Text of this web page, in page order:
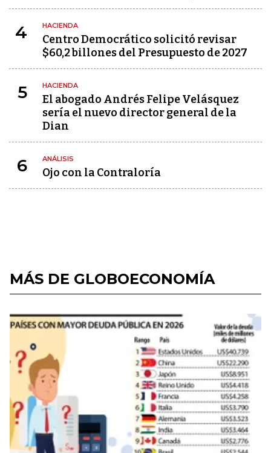
4 HACIENDA
Centro Democrático solicitó revisar
$60,2 billones del Presupuesto de 2027
5 HACIENDA
El abogado Andrés Felipe Velásquez
sería el nuevo director general de la
Dian
6 ANÁLISIS
Ojo con la Contraloría
MÁS DE GLOBOECONOMÍA